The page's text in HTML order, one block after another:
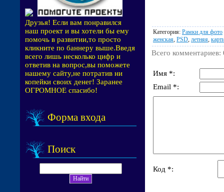
Друзья! Если вам понравился
наш проект и вы хотели бы ему
помочь в развитии,то просто
кликните по баннеру выше.Введя
всего лишь несколько цифр и
ответив на вопрос,вы поможете
нашему сайту,не потратив ни
копейки своих денег! Заранее
ОГРОМНОЕ спасибо!
Форма входа
Поиск
Категория: Рамки для фото
женская PSD летняя
Всего комментариев:
Имя *:
Email *:
Код *: